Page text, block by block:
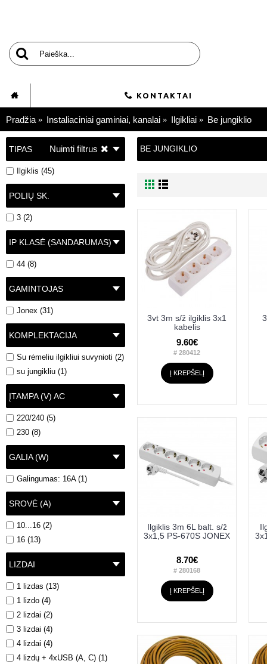
KONTAKTAI
Pradžia Instaliaciniai gaminiai, kanalai Ilgikliai Be jungiklio
Nuimti filtrus
TIPAS
Ilgiklis (45)
POLIŲ SK.
3 (2)
IP KLASĖ (SANDARUMAS)
44 (8)
GAMINTOJAS
Jonex (31)
KOMPLEKTACIJA
Su rėmeliu ilgikliui suvynioti (2)
su jungikliu (1)
ĮTAMPA (V) AC
220/240 (5)
230 (8)
GALIA (W)
Galingumas: 16A (1)
SROVĖ (A)
10...16 (2)
16 (13)
LIZDAI
1 lizdas (13)
1 lizdo (4)
2 lizdai (2)
3 lizdai (4)
4 lizdai (4)
4 lizdų + 4xUSB (A, C) (1)
BE JUNGIKLIO
3vt 3m s/ž ilgiklis 3x1
kabelis
9.60€
# 280412
Į KREPŠELĮ
Ilgiklis 3m 6L balt. s/ž
3x1,5 PS-670S JONEX
8.70€
# 280168
Į KREPŠELĮ